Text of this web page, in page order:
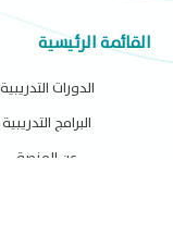
القائمة الرئيسية
الدورات التدريبية
البرامج التدريبية
عن المنصة